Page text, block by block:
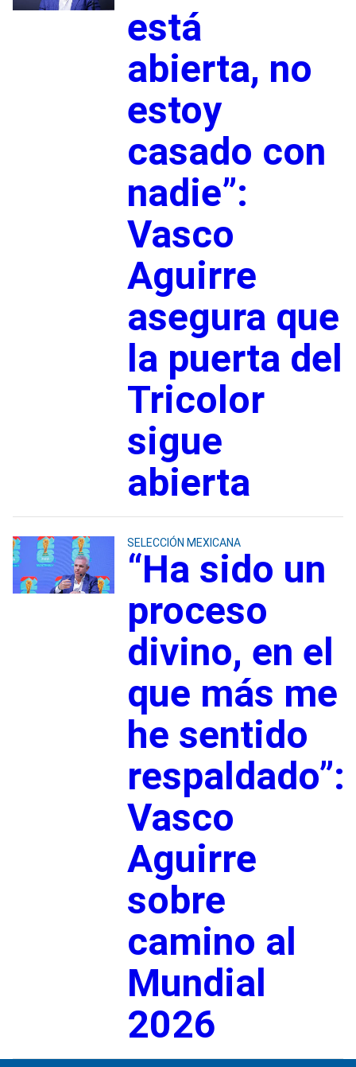
está
abierta, no
estoy
casado con
nadie”:
Vasco
Aguirre
asegura que
la puerta del
Tricolor
sigue
abierta
SELECCIÓN MEXICANA
“Ha sido un
proceso
divino, en el
que más me
he sentido
respaldado”:
Vasco
Aguirre
sobre
camino al
Mundial
2026